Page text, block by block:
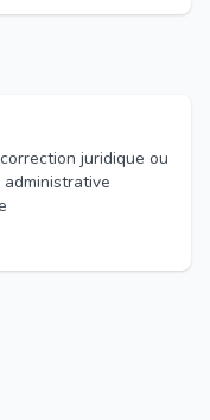
juridique ou
administrative